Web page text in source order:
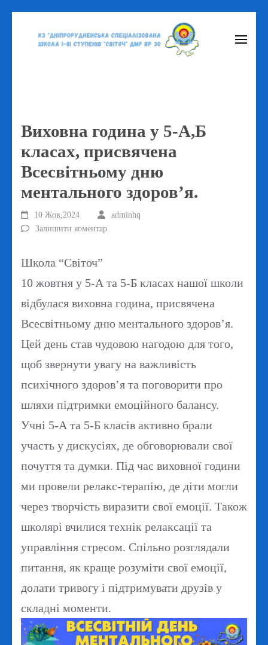
Виховна година у 5-А,Б
класах, присвячена
Всесвітньому дню
ментального здоров’я.
10 Жов,2024
adminhq
Залишити коментар
Школа “Світоч”
10 жовтня у 5-А та 5-Б класах нашої школи
відбулася виховна година, присвячена
Всесвітньому дню ментального здоров’я.
Цей день став чудовою нагодою для того,
щоб звернути увагу на важливість
психічного здоров’я та поговорити про
шляхи підтримки емоційного балансу.
Учні 5-А та 5-Б класів активно брали
участь у дискусіях, де обговорювали свої
почуття та думки. Під час виховної години
ми провели релакс-терапію, де діти могли
через творчість виразити свої емоції. Також
школярі вчилися технік релаксації та
управління стресом. Спільно розглядали
питання, як краще розуміти свої емоції,
долати тривогу і підтримувати друзів у
складні моменти.